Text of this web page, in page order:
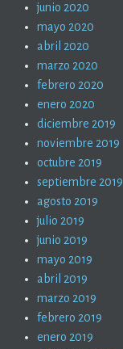
junio 2020
mayo 2020
abril 2020
marzo 2020
febrero 2020
enero 2020
diciembre 2019
noviembre 2019
octubre 2019
septiembre 2019
agosto 2019
julio 2019
junio 2019
mayo 2019
abril 2019
marzo 2019
febrero 2019
enero 2019